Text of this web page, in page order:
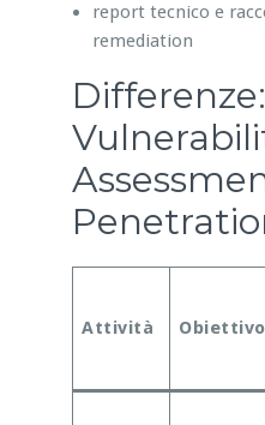
report tecnico e
remediation
Differenze:
Attività Obiettivo